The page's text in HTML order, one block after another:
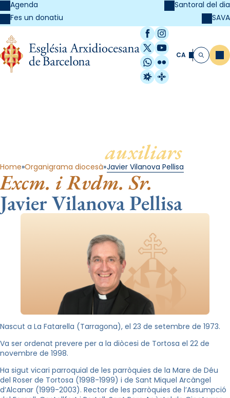
Agenda
Fes un donatiu
Santoral del dia
SAVA
Facebook
Instagram
X / Twitter
YouTube
WhatsApp
Flickr
Radio Estel
Catalunya
CA Cerca
Bisbesauxiliars
Home Organigrama diocesà Javier Vilanova Pellisa
Excm. i Rvdm. Sr.
Javier Vilanova Pellisa
Nascut a La Fatarella (Tarragona), el 23 de setembre de 1973.
Va ser ordenat prevere per a la diòcesi de Tortosa el 22 de
novembre de 1998.
Ha sigut vicari parroquial de les parròquies de la Mare de Déu
del Roser de Tortosa (1998-1999) i de Sant Miquel Arcàngel
d’Alcanar (1999-2003). Rector de les parròquies de l’Assumpció